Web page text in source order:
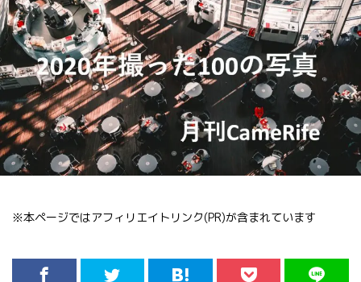
※本ページではアフィリエイトリンク(PR)が含まれています